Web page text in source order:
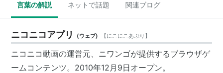
言葉の解説 ネットで話題 関連ブログ
ニコニコアプリ (ウェブ) 【にこにこあぷり 】
ニコニコ動画の運営元、ニワンゴが提供するブラウザゲ
ームコンテンツ。2010年12月9日オープン。